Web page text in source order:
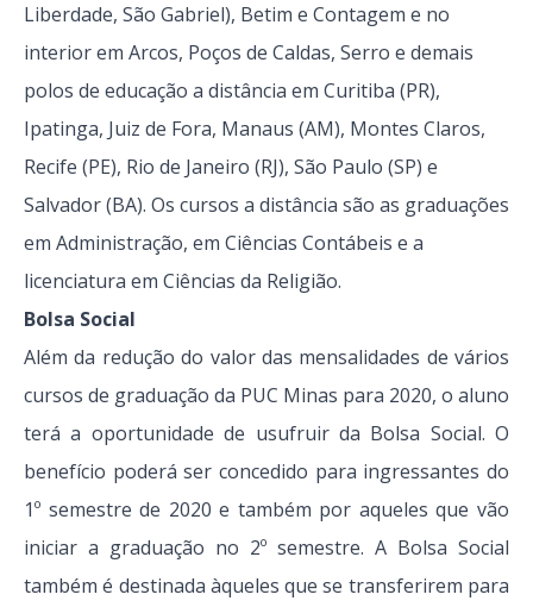
Liberdade, São Gabriel), Betim e Contagem e no
interior em Arcos, Poços de Caldas, Serro e demais
polos de educação a distância em Curitiba (PR),
Ipatinga, Juiz de Fora, Manaus (AM), Montes Claros,
Recife (PE), Rio de Janeiro (RJ), São Paulo (SP) e
Salvador (BA). Os cursos a distância são as graduações
em Administração, em Ciências Contábeis e a
licenciatura em Ciências da Religião.
Bolsa Social
Além da redução do valor das mensalidades de vários
cursos de graduação da PUC Minas para 2020, o aluno
terá a oportunidade de usufruir da Bolsa Social. O
benefício poderá ser concedido para ingressantes do
1º semestre de 2020 e também por aqueles que vão
iniciar a graduação no 2º semestre. A Bolsa Social
também é destinada àqueles que se transferirem para